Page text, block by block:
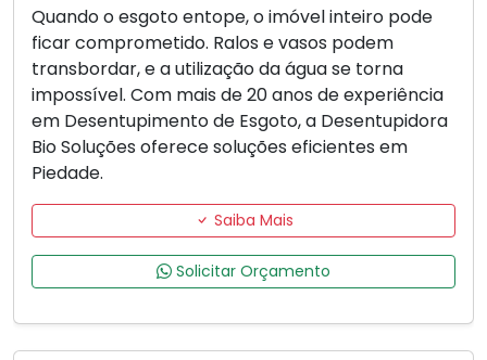
Quando o esgoto entope, o imóvel inteiro pode
ficar comprometido. Ralos e vasos podem
transbordar, e a utilização da água se torna
impossível. Com mais de 20 anos de experiência
em Desentupimento de Esgoto, a Desentupidora
Bio Soluções oferece soluções eficientes em
Piedade.
Saiba Mais
Solicitar Orçamento